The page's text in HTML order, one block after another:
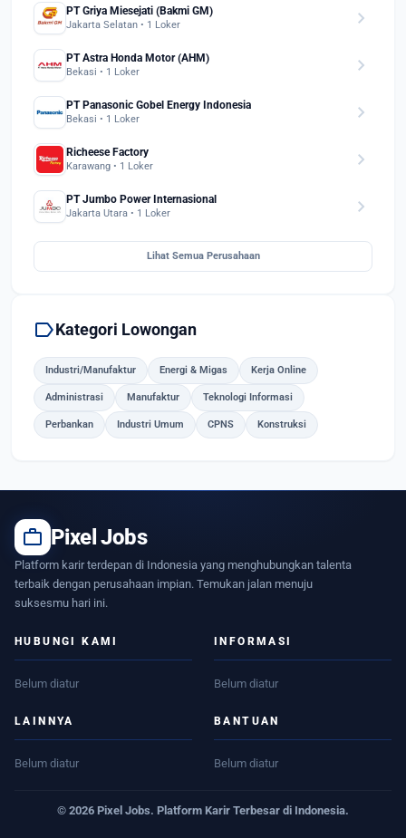
PT Griya Miesejati (Bakmi GM)
Jakarta Selatan • 1 Loker chevron_right
PT Astra Honda Motor (AHM)
Bekasi • 1 Loker chevron_right
PT Panasonic Gobel Energy Indonesia
Bekasi • 1 Loker chevron_right
Richeese Factory
Karawang • 1 Loker chevron_right
PT Jumbo Power Internasional
Jakarta Utara • 1 Loker chevron_right
Lihat Semua Perusahaan
labelKategori Lowongan
Industri/Manufaktur Energi & Migas Kerja Online
Administrasi Manufaktur Teknologi Informasi
Perbankan Industri Umum CPNS Konstruksi
work Pixel Jobs
Platform karir terdepan di Indonesia yang menghubungkan talenta
terbaik dengan perusahaan impian. Temukan jalan menuju
suksesmu hari ini.
HUBUNGI KAMI
Belum diatur
INFORMASI
Belum diatur
LAINNYA
Belum diatur
BANTUAN
Belum diatur
© 2026 Pixel Jobs. Platform Karir Terbesar di Indonesia.